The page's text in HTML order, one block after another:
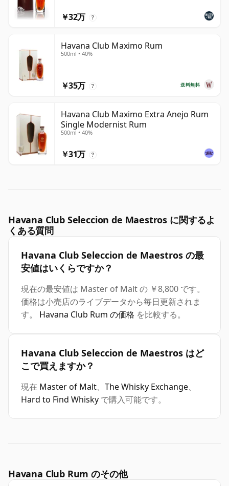
￥32万 ?
Havana Club Maximo Rum
500ml • 40%
送料無料
￥35万 ?
Havana Club Maximo Extra Anejo Rum
Single Modernist Rum
500ml • 40%
￥31万 ?
Havana Club Seleccion de Maestros に関するよ
くある質問
Havana Club Seleccion de Maestros の最
安値はいくらですか？
現在の最安値は Master of Malt の ￥8,800 です。
価格は小売店のライブデータから毎日更新されま
す。 Havana Club Rum の価格 を比較する。
Havana Club Seleccion de Maestros はど
こで買えますか？
現在 Master of Malt、 The Whisky Exchange、
Hard to Find Whisky で購入可能です。
Havana Club Rum のその他